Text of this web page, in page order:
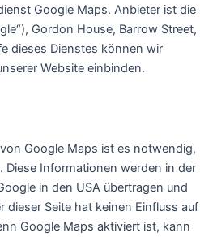
Google Maps. Anbieter ist die
Gordon House, Barrow Street,
dieses Dienstes können wir
Website einbinden.
Google Maps ist es notwendig,
Diese Informationen werden in der
in den USA übertragen und
dieser Seite hat keinen Einfluss auf
Google Maps aktiviert ist, kann